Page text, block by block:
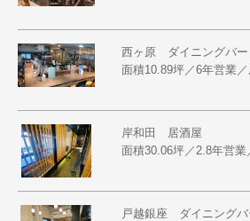
西ヶ原 ダイニングバー
面積10.89坪／6年営業
岸和田 居酒屋
面積30.06坪／2.8年営業
戸越銀座 ダイニングバ